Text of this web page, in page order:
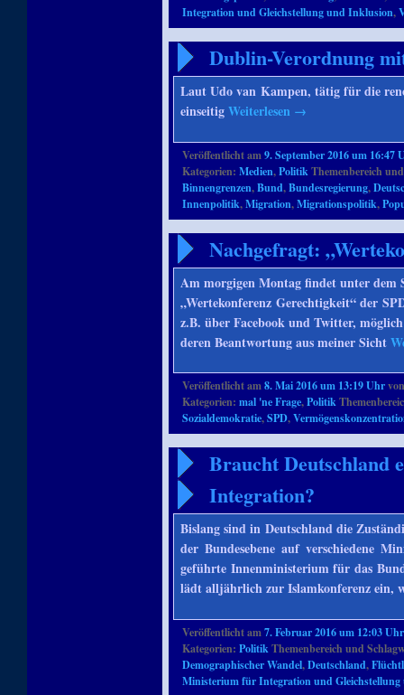
Integration und Gleichstellung und Inklusion,
Dublin-Verordnung
Laut Udo van Kampen, tätig für die
einseitigWeiterlesen →
Veröffentlicht am9. September 2016 um 16:47
Kategorien:Medien,PolitikThemenbereich
Binnengrenzen,Bund,Bundesregierung,
Innenpolitik,Migration,Migrationspolitik,
Nachgefragt:
Am morgigen Montag findet unter dem
„Wertekonferenz Gerechtigkeit“ der
z.B. über Facebook und Twitter,
deren Beantwortung aus meiner Sicht
Veröffentlicht am8. Mai 2016 um 13:19 Uhr
Kategorien:mal 'ne Frage,Politik
Sozialdemokratie,SPD,
Braucht
Integration?
Bislang sind in Deutschland die
der Bundesebene auf verschiedene
geführte Innenministerium für das
lädt alljährlich zur Islamkonferenz ein,
Veröffentlicht am7. Februar 2016 um 12:03 Uhr
Kategorien:PolitikThemenbereich und
Demographischer Wandel,Deutschland,
Ministerium für Integration und